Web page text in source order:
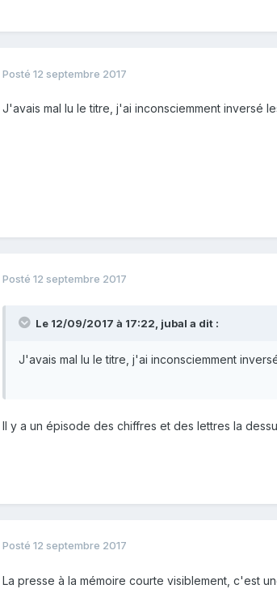
Posté 12 septembre 2017
J'avais mal lu le titre, j'ai inconsciemment inversé
Posté 12 septembre 2017
Le 12/09/2017 à 17:22, jubal a dit :
J'avais mal lu le titre, j'ai inconsciemment
Il y a un épisode des chiffres et des lettres la
Posté 12 septembre 2017
La presse à la mémoire courte visiblement, c'est